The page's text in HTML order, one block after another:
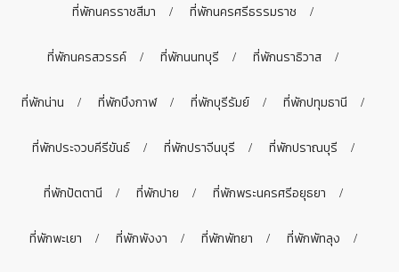
ที่พักนครราชสีมา ที่พักนครศรีธรรมราช
ที่พักนครสวรรค์ ที่พักนนทบุรี ที่พักนราธิวาส
ที่พักน่าน ที่พักบึงกาฬ ที่พักบุรีรัมย์ ที่พักปทุมธานี
ที่พักประจวบคีรีขันธ์ ที่พักปราจีนบุรี ที่พักปราณบุรี
ที่พักปัตตานี ที่พักปาย ที่พักพระนครศรีอยุธยา
ที่พักพะเยา ที่พักพังงา ที่พักพัทยา ที่พักพัทลุง